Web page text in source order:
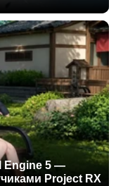
Engine 5 —
Project RX